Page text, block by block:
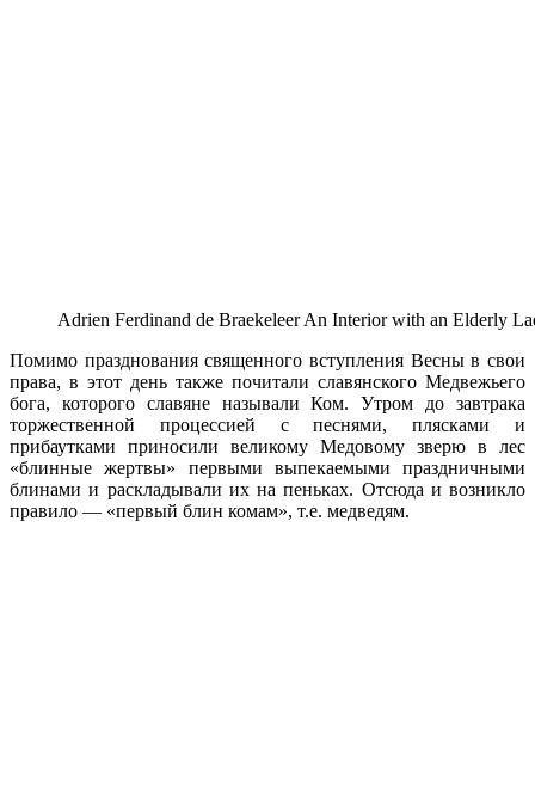
Adrien Ferdinand de Braekeleer An Interior with an Elderly
Помимо празднования священного вступления Весны в свои
права, в этот день также почитали славянского Медвежьего
бога, которого славяне называли Ком. Утром до завтрака
торжественной процессией с песнями, плясками и
прибаутками приносили великому Медовому зверю в лес
«блинные жертвы» первыми выпекаемыми праздничными
блинами и раскладывали их на пеньках. Отсюда и возникло
правило — «первый блин комам», т.е. медведям.